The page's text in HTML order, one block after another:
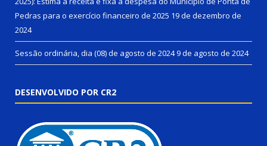
Pedras para o exercício financeiro de 2025 19 de dezembro de
2024
Sessão ordinária, dia (08) de agosto de 20249 de agosto de 2024
DESENVOLVIDO POR CR2